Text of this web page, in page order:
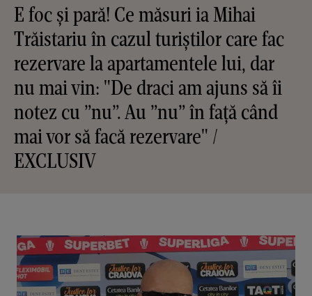
E foc și pară! Ce măsuri ia Mihai
Trăistariu în cazul turiștilor care fac
rezervare la apartamentele lui, dar
nu mai vin: "De draci am ajuns să îi
notez cu ”nu”. Au ”nu” în față când
mai vor să facă rezervare" /
EXCLUSIV